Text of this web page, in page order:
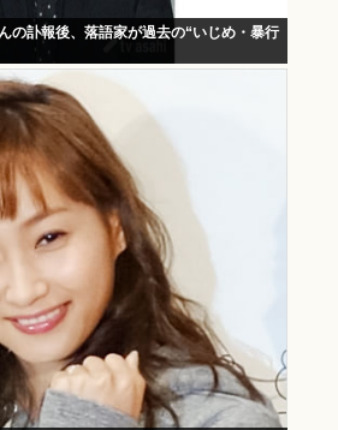
の訃報後、落語家が過去の“いじめ・暴行